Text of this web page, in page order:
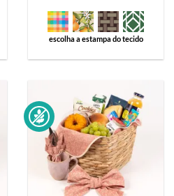
escolha a estampa do tecido